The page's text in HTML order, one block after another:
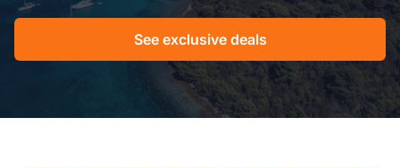
See exclusive deals